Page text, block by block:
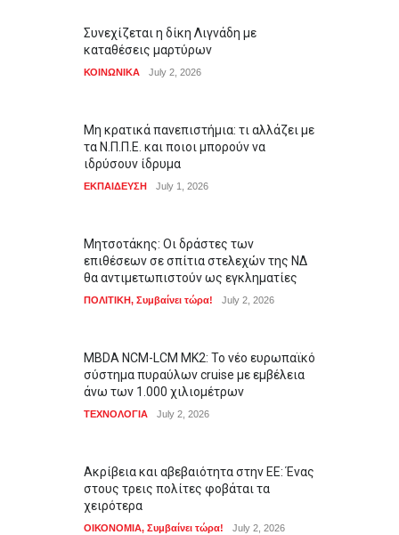
Συνεχίζεται η δίκη Λιγνάδη με
καταθέσεις μαρτύρων
ΚΟΙΝΩΝΙΚΑ July 2, 2026
Μη κρατικά πανεπιστήμια: τι αλλάζει με
τα Ν.Π.Π.Ε. και ποιοι μπορούν να
ιδρύσουν ίδρυμα
ΕΚΠΑΙΔΕΥΣΗ July 1, 2026
Μητσοτάκης: Οι δράστες των
επιθέσεων σε σπίτια στελεχών της ΝΔ
θα αντιμετωπιστούν ως εγκληματίες
ΠΟΛΙΤΙΚΗ, Συμβαίνει τώρα! July 2, 2026
MBDA NCM-LCM MK2: Το νέο ευρωπαϊκό
σύστημα πυραύλων cruise με εμβέλεια
άνω των 1.000 χιλιομέτρων
ΤΕΧΝΟΛΟΓΙΑ July 2, 2026
Ακρίβεια και αβεβαιότητα στην ΕΕ: Ένας
στους τρεις πολίτες φοβάται τα
χειρότερα
ΟΙΚΟΝΟΜΙΑ, Συμβαίνει τώρα! July 2, 2026